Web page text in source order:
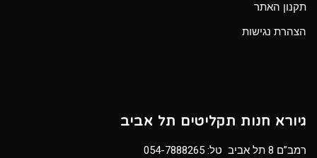
תקנון האתר
הצהרת נגישות
גיורא חנות תקליטים תל אביב
רמב”ם 8 תל אביב טל: 054-7888265